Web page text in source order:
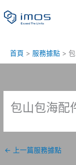
至
首頁 服務據點
包山包海配
← 上一篇服務據點